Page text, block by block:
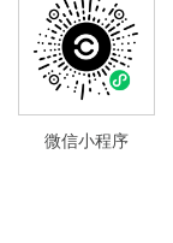
微信小程序